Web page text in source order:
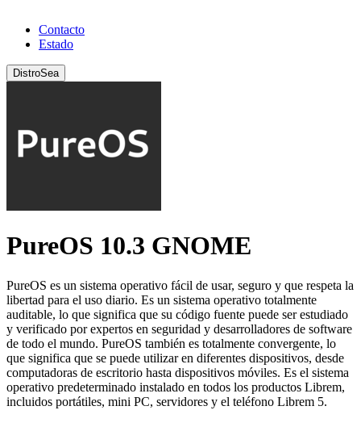
Contacto
Estado
DistroSea
PureOS 10.3 GNOME
PureOS es un sistema operativo fácil de usar, seguro y que respeta la
libertad para el uso diario. Es un sistema operativo totalmente
auditable, lo que significa que su código fuente puede ser estudiado
y verificado por expertos en seguridad y desarrolladores de software
de todo el mundo. PureOS también es totalmente convergente, lo
que significa que se puede utilizar en diferentes dispositivos, desde
computadoras de escritorio hasta dispositivos móviles. Es el sistema
operativo predeterminado instalado en todos los productos Librem,
incluidos portátiles, mini PC, servidores y el teléfono Librem 5.